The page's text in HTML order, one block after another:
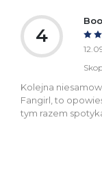
4
Kolejna
Fangirl, to
tym razem